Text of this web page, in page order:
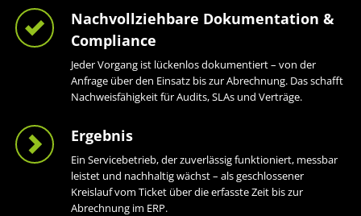
Nachvollziehbare Dokumentation &
Compliance
Jeder Vorgang ist lückenlos dokumentiert – von der
Anfrage über den Einsatz bis zur Abrechnung. Das schafft
Nachweisfähigkeit für Audits, SLAs und Verträge.
Ergebnis
Ein Servicebetrieb, der zuverlässig funktioniert, messbar
leistet und nachhaltig wächst – als geschlossener
Kreislauf vom Ticket über die erfasste Zeit bis zur
Abrechnung im ERP.